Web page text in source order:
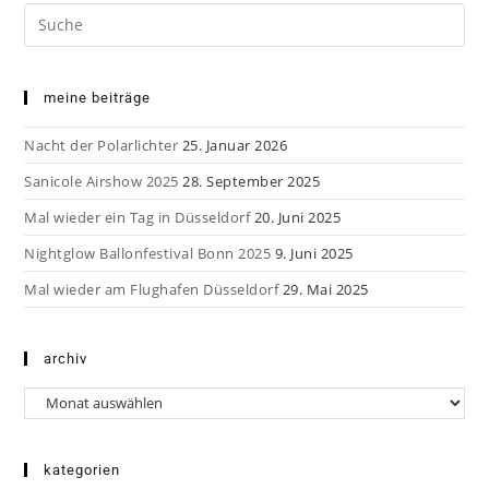
this
meine beiträge
Nacht der Polarlichter 25. Januar 2026
Sanicole Airshow 2025 28. September 2025
Mal wieder ein Tag in Düsseldorf 20. Juni 2025
Nightglow Ballonfestival Bonn 2025 9. Juni 2025
Mal wieder am Flughafen Düsseldorf 29. Mai 2025
archiv
Archiv
kategorien